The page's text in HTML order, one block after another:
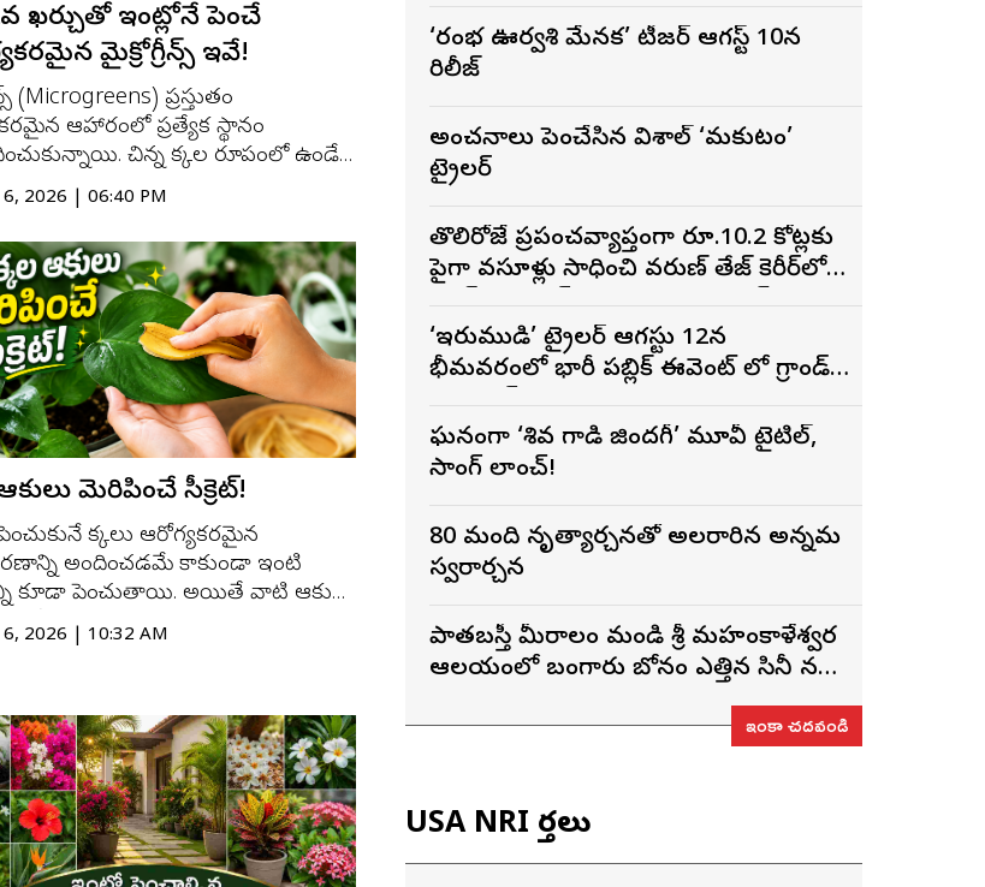
ఖర్చుతో ఇంట్లోనే పెంచే
మైక్రోగ్రీన్స్ ఇవే!
(Microgreens) ప్రస్తుతం
ఆహారంలో ప్రత్యేక స్థానం
చిన్న మొక్కల రూపంలో ఉండే
(Vitamins), ఖనిజాలు
యాంటీఆక్సిడెంట్లు (Antioxidants)
కలిగి ఉంటాయి. మంచి విషయం
వీటిని ఖరీదైన పరికరాలు లేకుండానే
సాధారణ వంటగదిల...
6, 2026 | 06:40 PM
ఆకులు మెరిపించే సీక్రెట్!
మొక్కలు ఆరోగ్యకరమైన
అందించడమే కాకుండా ఇంటి
కూడా పెంచుతాయి. అయితే వాటి ఆకులు
దుమ్ము, మురికి పేరుకుపోవడం వల్ల
ఇలాంటి సమయంలో
కానీ ఇంట్లోనే మిగిలిపోయే
తొక్కతో కూడా మొక్కల...
6, 2026 | 10:32 AM
‘రంభ ఊర్వశి మేనక’ టీజర్ ఆగస్ట్ 10న
రిలీజ్
అంచనాలు పెంచేసిన విశాల్ ‘మకుటం’
ట్రైలర్
తొలిరోజే ప్రపంచవ్యాప్తంగా రూ.10.2 కోట్లకు
పైగా వసూళ్లు సాధించి వరుణ్ తేజ్ కెరీర్‌లోనే
కనకరాజు’
‘ఇరుముడి’ ట్రైలర్ ఆగస్టు 12న
భీమవరంలో భారీ పబ్లిక్ ఈవెంట్ లో గ్రాండ్
ఘనంగా ‘శివ గాడి జింద‌గీ’ మూవీ టైటిల్,
సాంగ్ లాంచ్!
80 మంది నృత్యార్చనతో అలరారిన అన్నమ
స్వరార్చన
పాతబస్తీ మీరాలం మండి శ్రీ మహంకాళేశ్వర
ఆలయంలో బంగారు బోనం ఎత్తిన సినీ నటి,
ఇంకా చదవండి
USA NRI వార్తలు